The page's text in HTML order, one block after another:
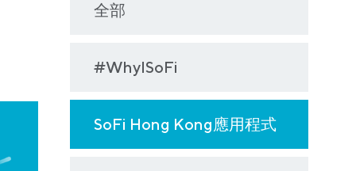
全部
#WhyISoFi
SoFi Hong Kong應用程式